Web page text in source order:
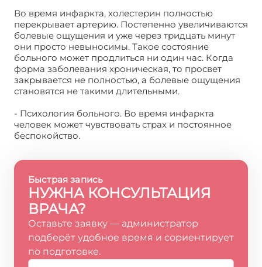
Во время инфаркта, холестерин полностью
перекрывает артерию. Постепенно увеличиваются
болевые ощущения и уже через тридцать минут
они просто невыносимы. Такое состояние
больного может продлиться ни один час. Когда
форма заболевания хроническая, то просвет
закрывается не полностью, а болевые ощущения
становятся не такими длительными.
- Психология больного. Во время инфаркта
человек может чувствовать страх и постоянное
беспокойство.
Быстрая запись
НУЖНА КОНСУЛЬТАЦИЯ
ВРАЧА?
Оставьте заявку — администратор
подберёт удобное время и сориентирует
по подготовке.